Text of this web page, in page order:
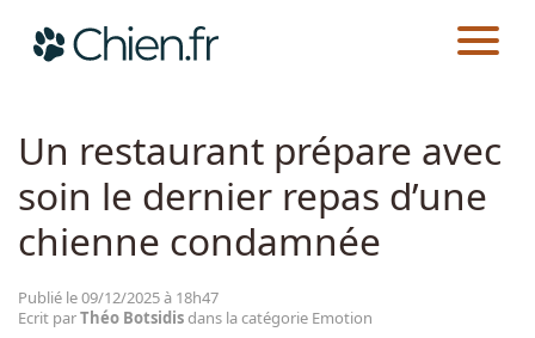
Races
CHIEN.FR ACTUALITÉS
Un restaurant prépare avec
soin le dernier repas d’une
chienne condamnée
Publié le 09/12/2025 à 18h47
Ecrit parThéo Botsidisdans la catégorie Emotion